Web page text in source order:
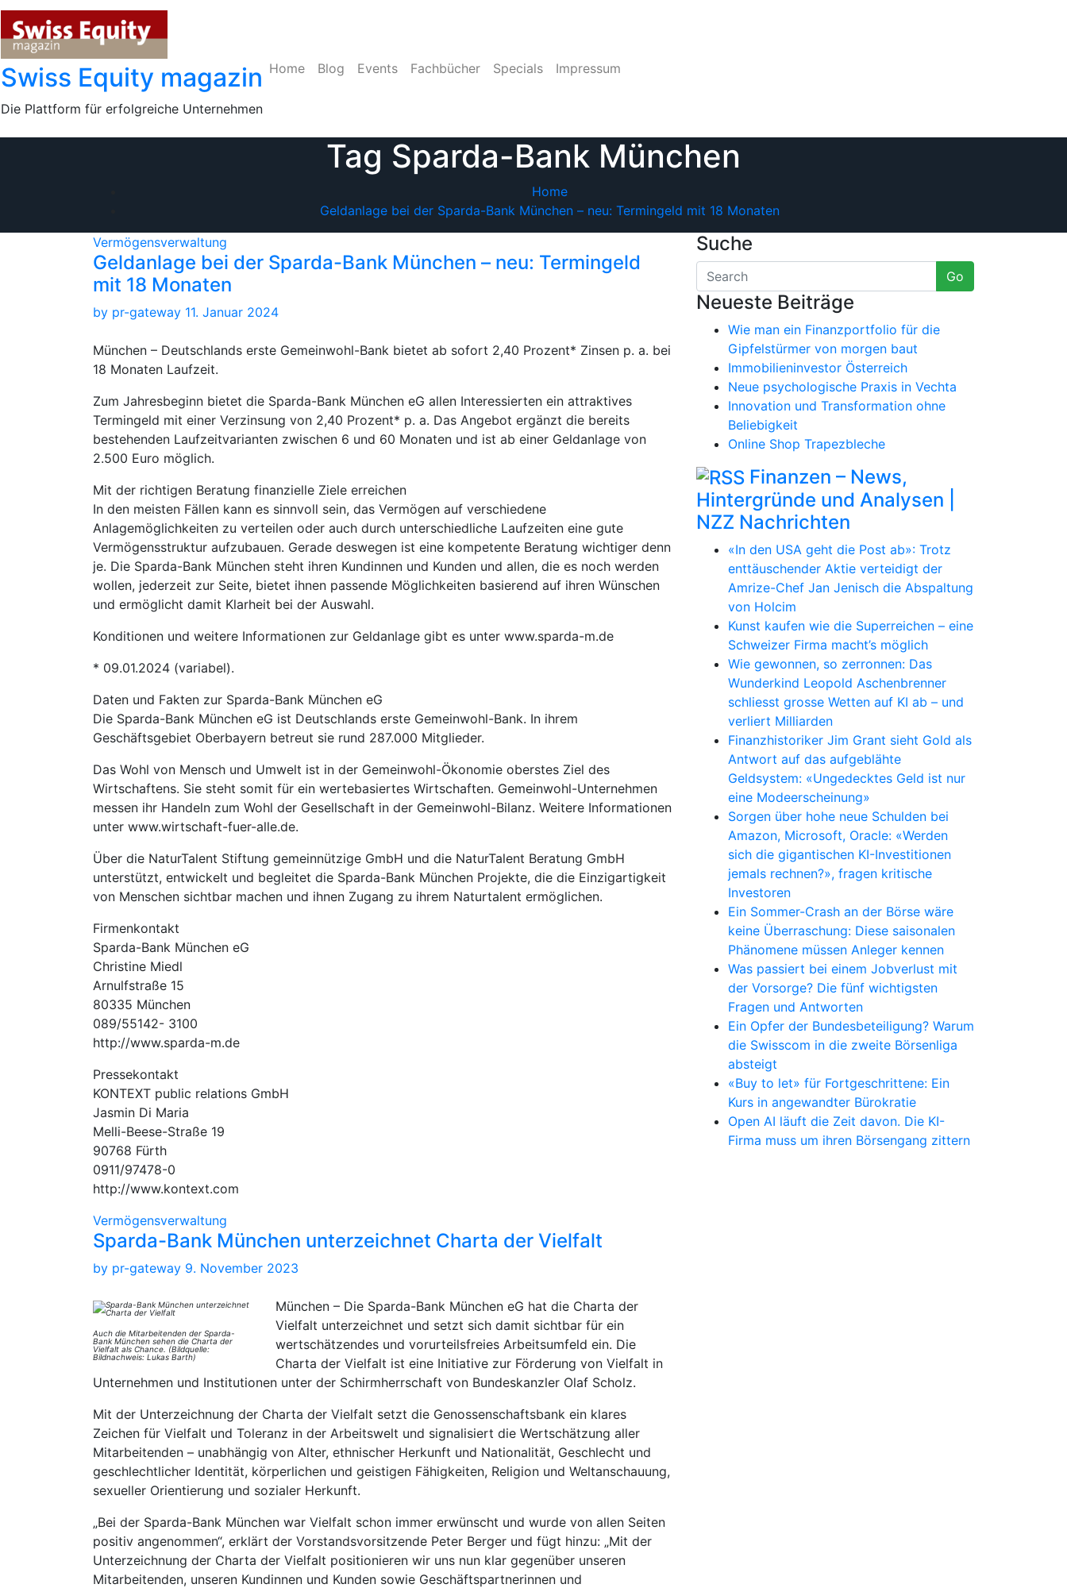
Skip
content
Swiss Equity magazin
Die Plattform für erfolgreiche Unternehmen
Home Blog Events Fachbücher Specials Impressum
Tag Sparda-Bank München
Home
Geldanlage bei der Sparda-Bank München – neu: Termingeld mit 18 Monaten
Vermögensverwaltung
Geldanlage bei der Sparda-Bank München – neu: Termingeld
mit 18 Monaten
by pr-gateway 11. Januar 2024
München – Deutschlands erste Gemeinwohl-Bank bietet ab sofort 2,40 Prozent* Zinsen p. a. bei
18 Monaten Laufzeit.
Zum Jahresbeginn bietet die Sparda-Bank München eG allen Interessierten ein attraktives
Termingeld mit einer Verzinsung von 2,40 Prozent* p. a. Das Angebot ergänzt die bereits
bestehenden Laufzeitvarianten zwischen 6 und 60 Monaten und ist ab einer Geldanlage von
2.500 Euro möglich.
Mit der richtigen Beratung finanzielle Ziele erreichen
In den meisten Fällen kann es sinnvoll sein, das Vermögen auf verschiedene
Anlagemöglichkeiten zu verteilen oder auch durch unterschiedliche Laufzeiten eine gute
Vermögensstruktur aufzubauen. Gerade deswegen ist eine kompetente Beratung wichtiger denn
je. Die Sparda-Bank München steht ihren Kundinnen und Kunden und allen, die es noch werden
wollen, jederzeit zur Seite, bietet ihnen passende Möglichkeiten basierend auf ihren Wünschen
und ermöglicht damit Klarheit bei der Auswahl.
Konditionen und weitere Informationen zur Geldanlage gibt es unter www.sparda-m.de
* 09.01.2024 (variabel).
Daten und Fakten zur Sparda-Bank München eG
Die Sparda-Bank München eG ist Deutschlands erste Gemeinwohl-Bank. In ihrem
Geschäftsgebiet Oberbayern betreut sie rund 287.000 Mitglieder.
Das Wohl von Mensch und Umwelt ist in der Gemeinwohl-Ökonomie oberstes Ziel des
Wirtschaftens. Sie steht somit für ein wertebasiertes Wirtschaften. Gemeinwohl-Unternehmen
messen ihr Handeln zum Wohl der Gesellschaft in der Gemeinwohl-Bilanz. Weitere Informationen
unter www.wirtschaft-fuer-alle.de.
Über die NaturTalent Stiftung gemeinnützige GmbH und die NaturTalent Beratung GmbH
unterstützt, entwickelt und begleitet die Sparda-Bank München Projekte, die die Einzigartigkeit
von Menschen sichtbar machen und ihnen Zugang zu ihrem Naturtalent ermöglichen.
Firmenkontakt
Sparda-Bank München eG
Christine Miedl
Arnulfstraße 15
80335 München
089/55142- 3100
http://www.sparda-m.de
Pressekontakt
KONTEXT public relations GmbH
Jasmin Di Maria
Melli-Beese-Straße 19
90768 Fürth
0911/97478-0
http://www.kontext.com
Vermögensverwaltung
Sparda-Bank München unterzeichnet Charta der Vielfalt
by pr-gateway 9. November 2023
Auch die Mitarbeitenden der Sparda-
Bank München sehen die Charta der
Vielfalt als Chance. (Bildquelle:
Bildnachweis: Lukas Barth)
München – Die Sparda-Bank München eG hat die Charta der
Vielfalt unterzeichnet und setzt sich damit sichtbar für ein
wertschätzendes und vorurteilsfreies Arbeitsumfeld ein. Die
Charta der Vielfalt ist eine Initiative zur Förderung von Vielfalt in
Unternehmen und Institutionen unter der Schirmherrschaft von Bundeskanzler Olaf Scholz.
Mit der Unterzeichnung der Charta der Vielfalt setzt die Genossenschaftsbank ein klares
Zeichen für Vielfalt und Toleranz in der Arbeitswelt und signalisiert die Wertschätzung aller
Mitarbeitenden – unabhängig von Alter, ethnischer Herkunft und Nationalität, Geschlecht und
geschlechtlicher Identität, körperlichen und geistigen Fähigkeiten, Religion und Weltanschauung,
sexueller Orientierung und sozialer Herkunft.
„Bei der Sparda-Bank München war Vielfalt schon immer erwünscht und wurde von allen Seiten
positiv angenommen“, erklärt der Vorstandsvorsitzende Peter Berger und fügt hinzu: „Mit der
Unterzeichnung der Charta der Vielfalt positionieren wir uns nun klar gegenüber unseren
Mitarbeitenden, unseren Kundinnen und Kunden sowie Geschäftspartnerinnen und
Suche
Go
Neueste Beiträge
Wie man ein Finanzportfolio für die
Gipfelstürmer von morgen baut
Immobilieninvestor Österreich
Neue psychologische Praxis in Vechta
Innovation und Transformation ohne
Beliebigkeit
Online Shop Trapezbleche
Finanzen – News,
Hintergründe und Analysen |
NZZ Nachrichten
«In den USA geht die Post ab»: Trotz
enttäuschender Aktie verteidigt der
Amrize-Chef Jan Jenisch die Abspaltung
von Holcim
Kunst kaufen wie die Superreichen – eine
Schweizer Firma macht’s möglich
Wie gewonnen, so zerronnen: Das
Wunderkind Leopold Aschenbrenner
schliesst grosse Wetten auf KI ab – und
verliert Milliarden
Finanzhistoriker Jim Grant sieht Gold als
Antwort auf das aufgeblähte
Geldsystem: «Ungedecktes Geld ist nur
eine Modeerscheinung»
Sorgen über hohe neue Schulden bei
Amazon, Microsoft, Oracle: «Werden
sich die gigantischen KI-Investitionen
jemals rechnen?», fragen kritische
Investoren
Ein Sommer-Crash an der Börse wäre
keine Überraschung: Diese saisonalen
Phänomene müssen Anleger kennen
Was passiert bei einem Jobverlust mit
der Vorsorge? Die fünf wichtigsten
Fragen und Antworten
Ein Opfer der Bundesbeteiligung? Warum
die Swisscom in die zweite Börsenliga
absteigt
«Buy to let» für Fortgeschrittene: Ein
Kurs in angewandter Bürokratie
Open AI läuft die Zeit davon. Die KI-
Firma muss um ihren Börsengang zittern